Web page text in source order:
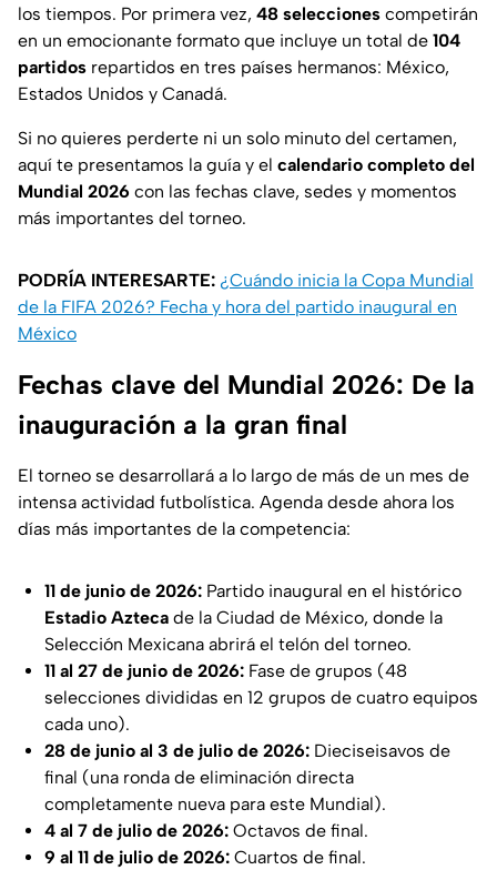
los tiempos. Por primera vez, 48 selecciones competirán
en un emocionante formato que incluye un total de 104
partidos repartidos en tres países hermanos: México,
Estados Unidos y Canadá.
Si no quieres perderte ni un solo minuto del certamen,
aquí te presentamos la guía y el calendario completo del
Mundial 2026 con las fechas clave, sedes y momentos
más importantes del torneo.
PODRÍA INTERESARTE: ¿Cuándo inicia la Copa Mundial
de la FIFA 2026? Fecha y hora del partido inaugural en
México
Fechas clave del Mundial 2026: De la
inauguración a la gran final
El torneo se desarrollará a lo largo de más de un mes de
intensa actividad futbolística. Agenda desde ahora los
días más importantes de la competencia:
11 de junio de 2026: Partido inaugural en el histórico
Estadio Azteca de la Ciudad de México, donde la
Selección Mexicana abrirá el telón del torneo.
11 al 27 de junio de 2026: Fase de grupos (48
selecciones divididas en 12 grupos de cuatro equipos
cada uno).
28 de junio al 3 de julio de 2026: Dieciseisavos de
final (una ronda de eliminación directa
completamente nueva para este Mundial).
4 al 7 de julio de 2026: Octavos de final.
9 al 11 de julio de 2026: Cuartos de final.